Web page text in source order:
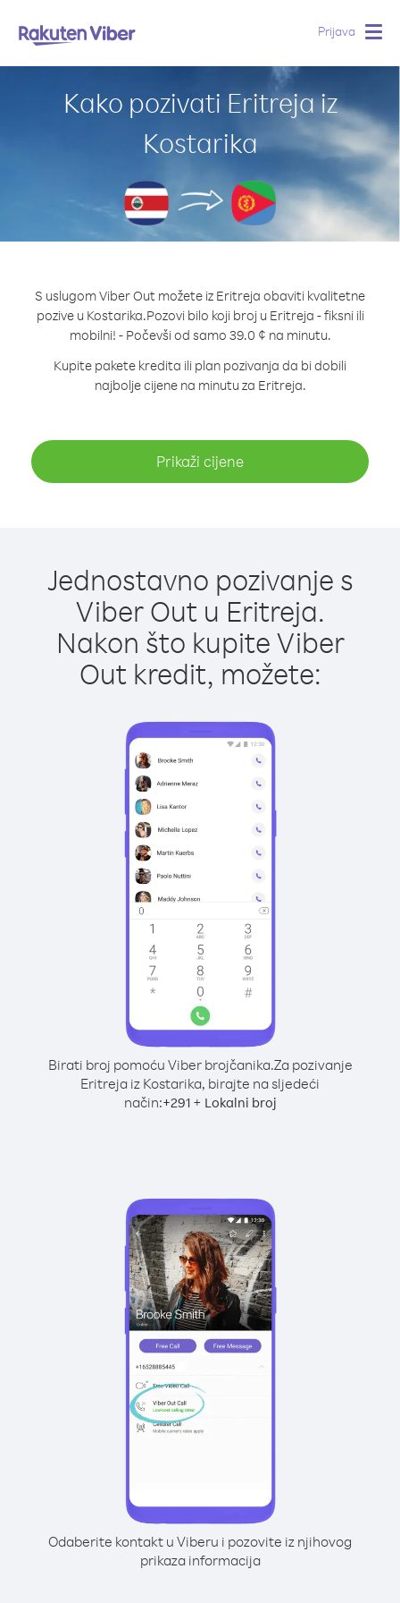
Prijava
Kako pozivati Eritreja iz
Kostarika
S uslugom Viber Out možete iz Eritreja obaviti kvalitetne
pozive u Kostarika.Pozovi bilo koji broj u Eritreja - fiksni ili
mobilni! - Počevši od samo 39.0 ¢ na minutu.
Kupite pakete kredita ili plan pozivanja da bi dobili
najbolje cijene na minutu za Eritreja.
Prikaži cijene
Jednostavno pozivanje s
Viber Out u Eritreja.
Nakon što kupite Viber
Out kredit, možete:
Birati broj pomoću Viber brojčanika.Za pozivanje
Eritreja iz Kostarika, birajte na sljedeći
način:+291+ Lokalni broj
Odaberite kontakt u Viberu i pozovite iz njihovog
prikaza informacija